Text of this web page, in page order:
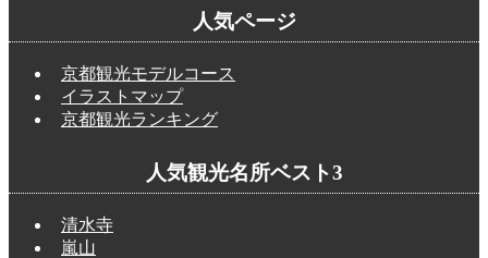
人気ページ
京都観光モデルコース
イラストマップ
京都観光ランキング
人気観光名所ベスト3
清水寺
嵐山